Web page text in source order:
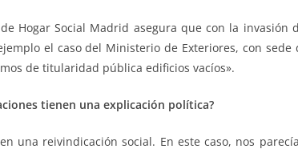
Hogar Social Madrid asegura que con la
el caso del Ministerio de Exteriores, con
de titularidad pública edificios vacíos».
tienen una explicación política?
una reivindicación social. En este caso, nos